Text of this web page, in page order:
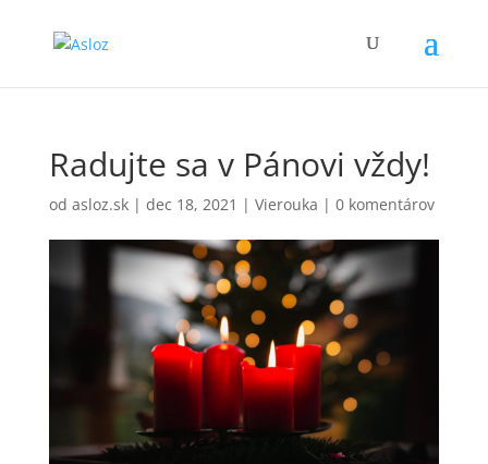
Radujte sa v Pánovi vždy!
od asloz.sk| dec 18, 2021 | Vierouka | 0 komentárov